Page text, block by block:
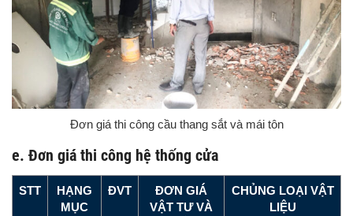
Đơn giá thi công cầu thang sắt và mái tôn
e. Đơn giá thi công hệ thống cửa
STT
HẠNG
MỤC
ĐVT
ĐƠN GIÁ
VẬT TƯ VÀ
CHỦNG LOẠI VẬT
LIỆU